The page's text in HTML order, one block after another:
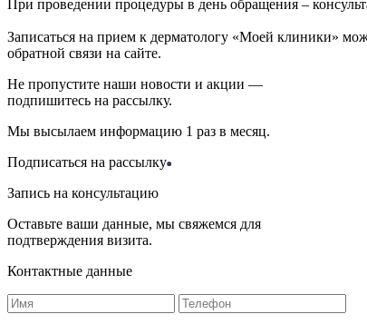
При проведении процедуры в день обращения –
Записаться на прием к дерматологу «Моей клиники»
обратной связи на сайте.
Не пропустите наши новости и акции —
подпишитесь на рассылку.
Мы высылаем информацию 1 раз в месяц.
Подписаться на рассылку
Запись на консультацию
Оставьте ваши данные, мы свяжемся для
подтверждения визита.
Контактные данные